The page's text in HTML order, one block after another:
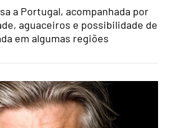
a Portugal, acompanhada por
aguaceiros e possibilidade de
em algumas regiões